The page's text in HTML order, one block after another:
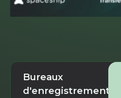
Bureaux
d'enregistrement